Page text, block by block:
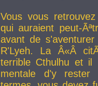
Vous vous
qui auraient peut-
avant de
R'Lyeh. La Â«Â
terrible Cthulhu et
mentale d'y rester